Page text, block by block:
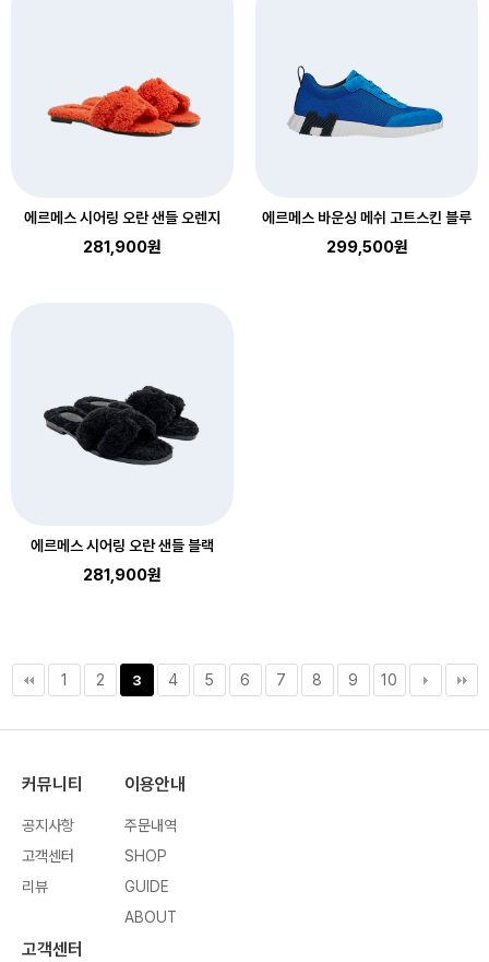
에르메스 시어링 오란 샌들 오렌지
281,900원
에르메스 바운싱 메쉬 고트스킨 블루
299,500원
에르메스 시어링 오란 샌들 블랙
281,900원
1 2 3 4 5 6 7 8 9 10
커뮤니티
공지사항
고객센터
리뷰
이용안내
주문내역
SHOP
GUIDE
ABOUT
고객센터